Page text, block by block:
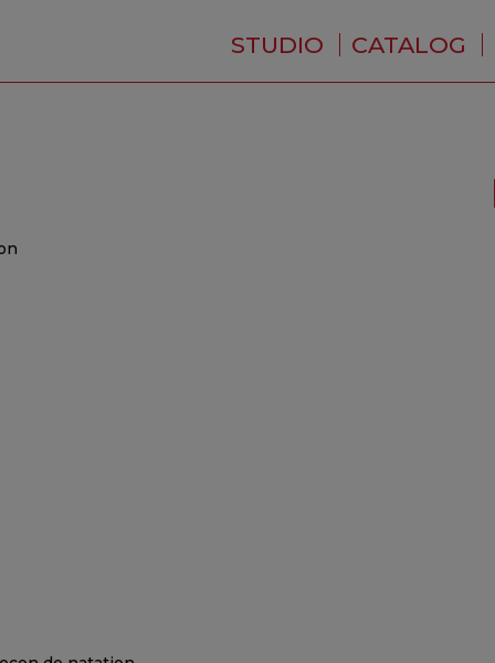
STUDIO
WHO ARE WE ?
CATALOG